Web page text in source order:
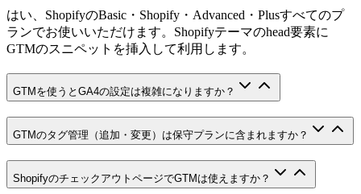
はい、ShopifyのBasic・Shopify・Advanced・Plusすべてのプ
ランでお使いいただけます。Shopifyテーマのhead要素に
GTMのスニペットを挿入して利用します。
GTMを使うとGA4の設定は複雑になりますか？
GTMのタグ管理（追加・変更）は保守プランに含まれますか？
ShopifyのチェックアウトページでGTMは使えますか？